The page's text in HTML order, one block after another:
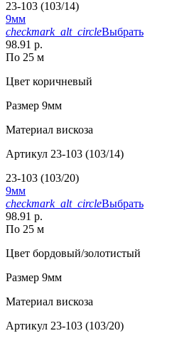
23-103 (103/14)
9мм
checkmark_alt_circleВыбрать
98.91 р.
По 25 м
Цвет коричневый
Размер 9мм
Материал вискоза
Артикул 23-103 (103/14)
23-103 (103/20)
9мм
checkmark_alt_circleВыбрать
98.91 р.
По 25 м
Цвет бордовый/золотистый
Размер 9мм
Материал вискоза
Артикул 23-103 (103/20)